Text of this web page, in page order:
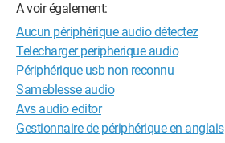
A voir également:
Aucun périphérique audio détectez
Telecharger peripherique audio
Périphérique usb non reconnu
Sameblesse audio
Avs audio editor
Gestionnaire de périphérique en anglais